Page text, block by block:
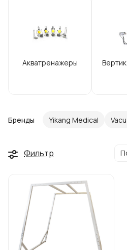
Акватренажеры
Бренды Yikang Medical
Фильтр